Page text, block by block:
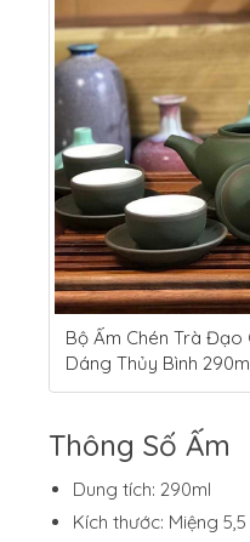
Bộ Ấm Chén Trà Đạo
Dáng Thủy Bình
Thông Số Ấm
Dung tích: 290ml
Kích thước: Miệng